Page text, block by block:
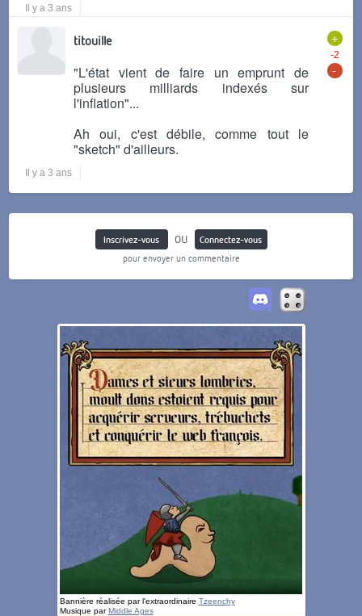
Il y a 3 ans
+
-2
-
titouille
"L'état vient de faire un emprunt de
plusieurs milliards indexés sur
l'inflation"...
Ah oui, c'est débile, comme tout le
"sketch" d'ailleurs.
Il y a 3 ans
Inscrivez-vous ou
Connectez-vous
pour envoyer un commentaire
Bannière réalisée par l'extraordinaire Tzeenchy
Musique parMiddle Ages